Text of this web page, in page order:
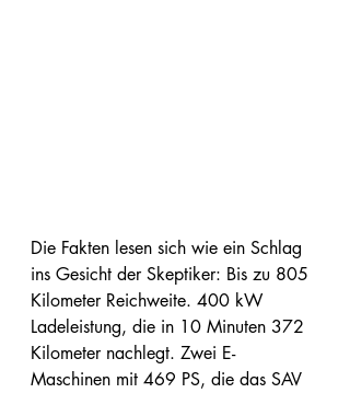
Die Fakten lesen sich wie ein Schlag
ins Gesicht der Skeptiker: Bis zu 805
Kilometer Reichweite. 400 kW
Ladeleistung, die in 10 Minuten 372
Kilometer nachlegt. Zwei E-
Maschinen mit 469 PS, die das SAV